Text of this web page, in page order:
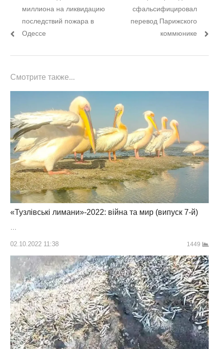
записям
пост:
миллиона на ликвидацию
последствий пожара в
Одессе
сфальсифицировал
перевод Парижского
коммюнике
Смотрите также...
«Тузлівські лимани»-2022: війна та мир (випуск 7-й)
02.10.2022 11:38 1449